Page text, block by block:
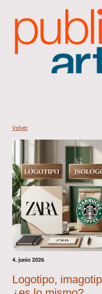
Volver
4. junio 2026
Logotipo,